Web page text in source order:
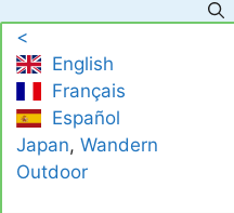
Inhalt
springen
<
English
Français
Español
Japan, Wandern
Outdoor